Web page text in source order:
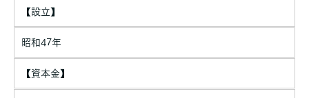
【設立】
昭和47年
【資本金】